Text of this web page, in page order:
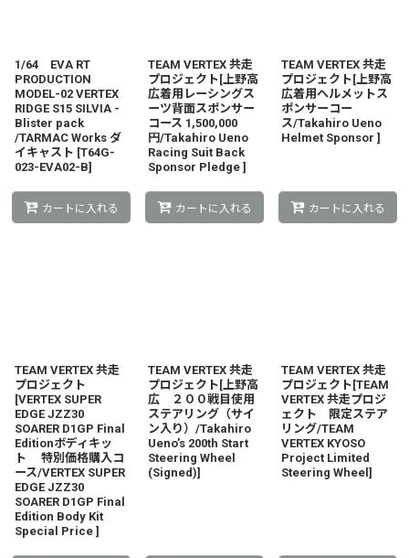
1/64 EVA RT
PRODUCTION
MODEL-02 VERTEX
RIDGE S15 SILVIA -
Blister pack
/TARMAC Works ダ
イキャスト [T64G-
023-EVA02-B]
カートに入れる
TEAM VERTEX 共走
プロジェクト[上野高
広着用レーシングス
ーツ背面スポンサー
コース 1,500,000
円/Takahiro Ueno
Racing Suit Back
Sponsor Pledge ]
カートに入れる
TEAM VERTEX 共走
プロジェクト[上野高
広着用ヘルメットス
ポンサーコー
ス/Takahiro Ueno
Helmet Sponsor ]
カートに入れる
TEAM VERTEX 共走
プロジェクト
[VERTEX SUPER
EDGE JZZ30
SOARER D1GP Final
Editionボディキッ
ト 特別価格購入コ
ース/VERTEX SUPER
EDGE JZZ30
SOARER D1GP Final
Edition Body Kit
Special Price ]
TEAM VERTEX 共走
プロジェクト[上野高
広 ２００戦目使用
ステアリング（サイ
ン入り）/Takahiro
Ueno’s 200th Start
Steering Wheel
(Signed)]
TEAM VERTEX 共走
プロジェクト[TEAM
VERTEX 共走プロジ
ェクト 限定ステア
リング/TEAM
VERTEX KYOSO
Project Limited
Steering Wheel]